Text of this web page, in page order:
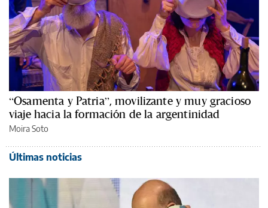
“Osamenta y Patria”, movilizante y muy gracioso
viaje hacia la formación de la argentinidad
Moira Soto
Últimas noticias